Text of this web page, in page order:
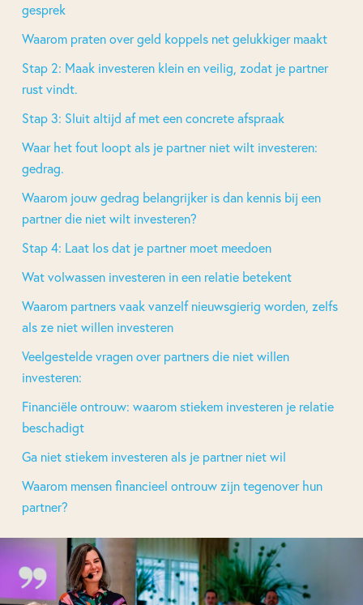
gesprek
Waarom praten over geld koppels net gelukkiger maakt
Stap 2: Maak investeren klein en veilig, zodat je partner
rust vindt.
Stap 3: Sluit altijd af met een concrete afspraak
Waar het fout loopt als je partner niet wilt investeren:
gedrag.
Waarom jouw gedrag belangrijker is dan kennis bij een
partner die niet wilt investeren?
Stap 4: Laat los dat je partner moet meedoen
Wat volwassen investeren in een relatie betekent
Waarom partners vaak vanzelf nieuwsgierig worden, zelfs
als ze niet willen investeren
Veelgestelde vragen over partners die niet willen
investeren:
Financiële ontrouw: waarom stiekem investeren je relatie
beschadigt
Ga niet stiekem investeren als je partner niet wil
Waarom mensen financieel ontrouw zijn tegenover hun
partner?